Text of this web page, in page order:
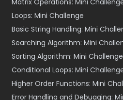
Matrix Operations: Mini
Loops: Mini Challenge
Basic String Handling: Mini
Searching Algorithm: Mini
Sorting Algorithm: Mini Challenge
Conditional Loops: Mini
Higher Order Functions: Mini
Error Handling and Debugging: